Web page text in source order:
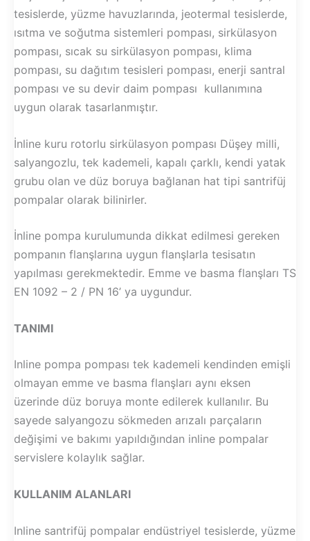
tesislerde, yüzme havuzlarında, jeotermal tesislerde,
ısıtma ve soğutma sistemleri pompası, sirkülasyon
pompası, sıcak su sirkülasyon pompası, klima
pompası, su dağıtım tesisleri pompası, enerji santral
pompası ve su devir daim pompası kullanımına
uygun olarak tasarlanmıştır.
İnline kuru rotorlu sirkülasyon pompası Düşey milli,
salyangozlu, tek kademeli, kapalı çarklı, kendi yatak
grubu olan ve düz boruya bağlanan hat tipi santrifüj
pompalar olarak bilinirler.
İnline pompa kurulumunda dikkat edilmesi gereken
pompanın flanşlarına uygun flanşlarla tesisatın
yapılması gerekmektedir. Emme ve basma flanşları TS
EN 1092 – 2 / PN 16’ ya uygundur.
TANIMI
Inline pompa pompası tek kademeli kendinden emişli
olmayan emme ve basma flanşları aynı eksen
üzerinde düz boruya monte edilerek kullanılır. Bu
sayede salyangozu sökmeden arızalı parçaların
değişimi ve bakımı yapıldığından inline pompalar
servislere kolaylık sağlar.
KULLANIM ALANLARI
Inline santrifüj pompalar endüstriyel tesislerde, yüzme